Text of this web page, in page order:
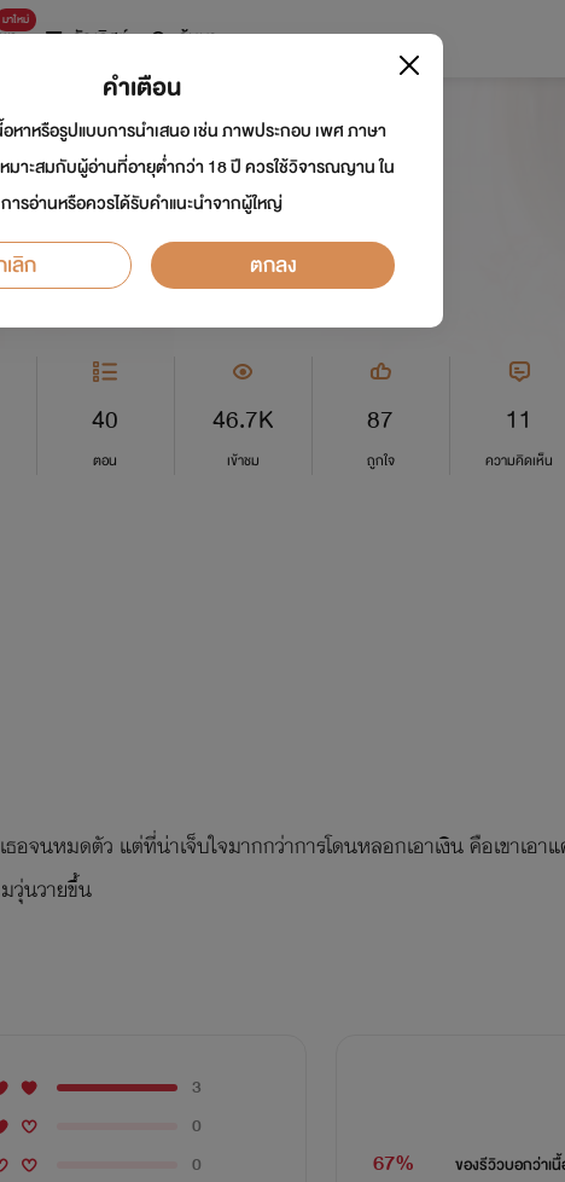
มาใหม่
ท ธัญลิสต์ ค้นหา
แค้นรักล่าแต้ม 25++
นักเขียน:Otata
อีโรติก
40
ตอน
46.7K
เข้าชม
87
ถูกใจ
11
ความคิดเห็น
ธอจนหมดตัว แต่ที่น่าเจ็บใจมากกว่าการโดนหลอกเอาเงิน คือเขาเอ
วุ่นวายขึ้น
3
0
0
67% ของรีวิวบอกว่าเ
คำเตือน
อหาหรือรูปแบบการนำเสนอ เช่น ภาพประกอบ เพศ ภาษา
มาะสมกับผู้อ่านที่อายุต่ำกว่า 18 ปี ควรใช้วิจารณญาน ใน
การอ่านหรือควรได้รับคำแนะนำจากผู้ใหญ่
ลิก ตกลง